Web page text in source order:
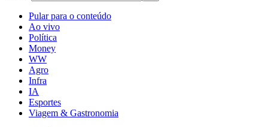
Pular para o conteúdo
Ao vivo
Política
Money
WW
Agro
Infra
IA
Esportes
Viagem & Gastronomia